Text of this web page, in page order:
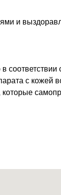
и
с кожей